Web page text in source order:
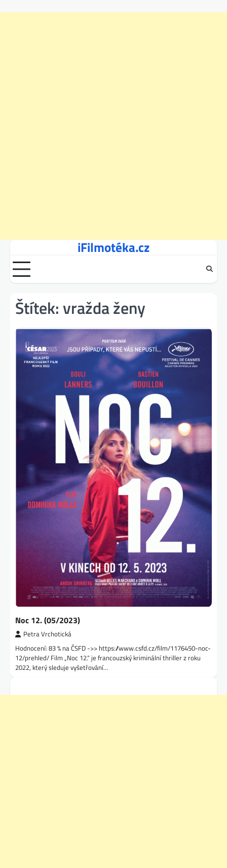
content
iFilmotéka.cz
Štítek:vražda ženy
Noc 12. (05/2023)
Petra Vrchotická
Hodnocení: 83 % na ČSFD ->> https://www.csfd.cz/film/1176450-noc-
12/prehled/ Film „Noc 12.“ je francouzský kriminální thriller z roku
2022, který sleduje vyšetřování…